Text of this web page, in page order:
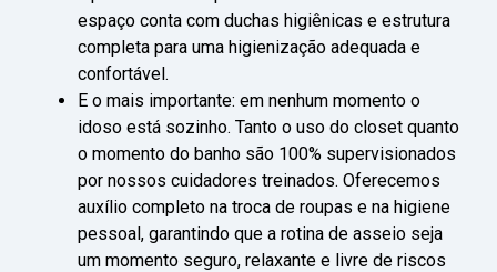
espaço conta com duchas higiênicas e estrutura
completa para uma higienização adequada e
confortável.
E o mais importante: em nenhum momento o
idoso está sozinho. Tanto o uso do closet quanto
o momento do banho são 100% supervisionados
por nossos cuidadores treinados. Oferecemos
auxílio completo na troca de roupas e na higiene
pessoal, garantindo que a rotina de asseio seja
um momento seguro, relaxante e livre de riscos